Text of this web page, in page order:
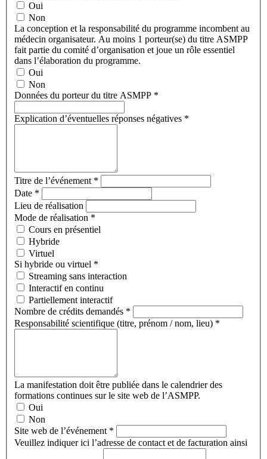
Oui
Non
La conception et la responsabilité du programme incombent au
médecin organisateur. Au moins 1 porteur(se) du titre ASMPP
fait partie du comité d’organisation et joue un rôle essentiel
dans l’élaboration du programme.
Oui
Non
Données du porteur du titre ASMPP *
Explication d’éventuelles réponses négatives *
Titre de l’événement *
Date *
Lieu de réalisation
Mode de réalisation *
Cours en présentiel
Hybride
Virtuel
Si hybride ou virtuel *
Streaming sans interaction
Interactif en continu
Partiellement interactif
Nombre de crédits demandés *
Responsabilité scientifique (titre, prénom / nom, lieu) *
La manifestation doit être publiée dans le calendrier des
formations continues sur le site web de l’ASMPP.
Oui
Non
Site web de l’événement *
Veuillez indiquer ici l’adresse de contact et de facturation ainsi